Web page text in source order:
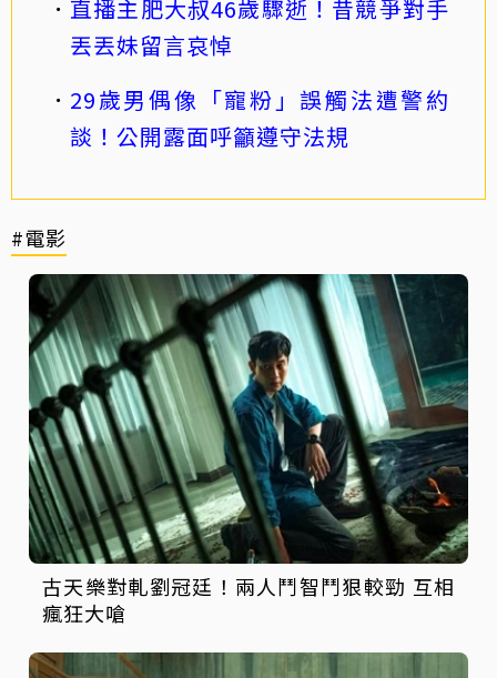
直播主肥大叔46歲驟逝！昔競爭對手
丟丟妹留言哀悼
29歲男偶像「寵粉」誤觸法遭警約
談！公開露面呼籲遵守法規
#電影
古天樂對軋劉冠廷！兩人鬥智鬥狠較勁 互相
瘋狂大嗆